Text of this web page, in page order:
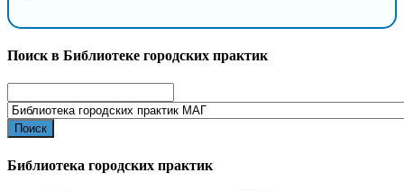
Поиск в Библиотеке городских практик
for:
Библиотека городских практик